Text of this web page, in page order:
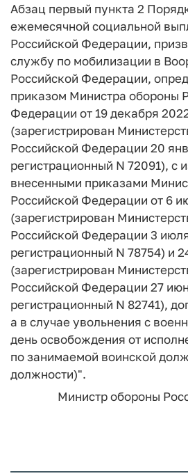
Абзац первый пункта 2
ежемесячной социальной
Российской Федерации,
службу по мобилизации в
Российской Федерации,
приказом Министра обороны
Федерации от 19 декабря
(зарегистрирован
Российской Федерации 20
регистрационный N 72091), с
внесенными приказами
Российской Федерации от 6
(зарегистрирован
Российской Федерации 3
регистрационный N 78754) и
(зарегистрирован
Российской Федерации 27
регистрационный N 82741),
а в случае увольнения с
день освобождения от
по занимаемой воинской
должности)".
Министр обороны